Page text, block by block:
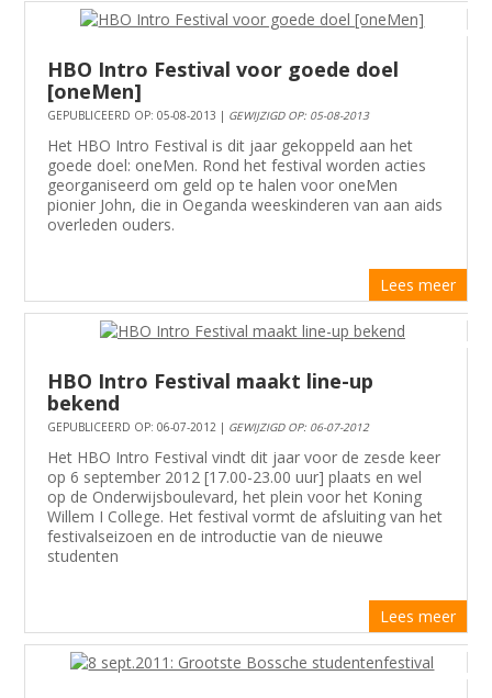
HBO Intro Festival voor goede doel
[oneMen]
GEPUBLICEERD OP: 05-08-2013 | GEWIJZIGD OP: 05-08-2013
Het HBO Intro Festival is dit jaar gekoppeld aan het
goede doel: oneMen. Rond het festival worden acties
georganiseerd om geld op te halen voor oneMen
pionier John, die in Oeganda weeskinderen van aan aids
overleden ouders.
Lees meer
HBO Intro Festival maakt line-up
bekend
GEPUBLICEERD OP: 06-07-2012 | GEWIJZIGD OP: 06-07-2012
Het HBO Intro Festival vindt dit jaar voor de zesde keer
op 6 september 2012 [17.00-23.00 uur] plaats en wel
op de Onderwijsboulevard, het plein voor het Koning
Willem I College. Het festival vormt de afsluiting van het
festivalseizoen en de introductie van de nieuwe
studenten
Lees meer